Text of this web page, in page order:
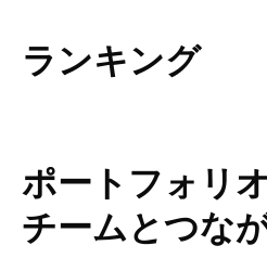
ランキング
ポートフォリ
チームとつな